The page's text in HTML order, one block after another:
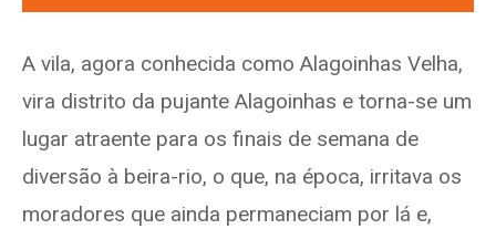
A vila, agora conhecida como Alagoinhas Velha,
vira distrito da pujante Alagoinhas e torna-se um
lugar atraente para os finais de semana de
diversão à beira-rio, o que, na época, irritava os
moradores que ainda permaneciam por lá e,